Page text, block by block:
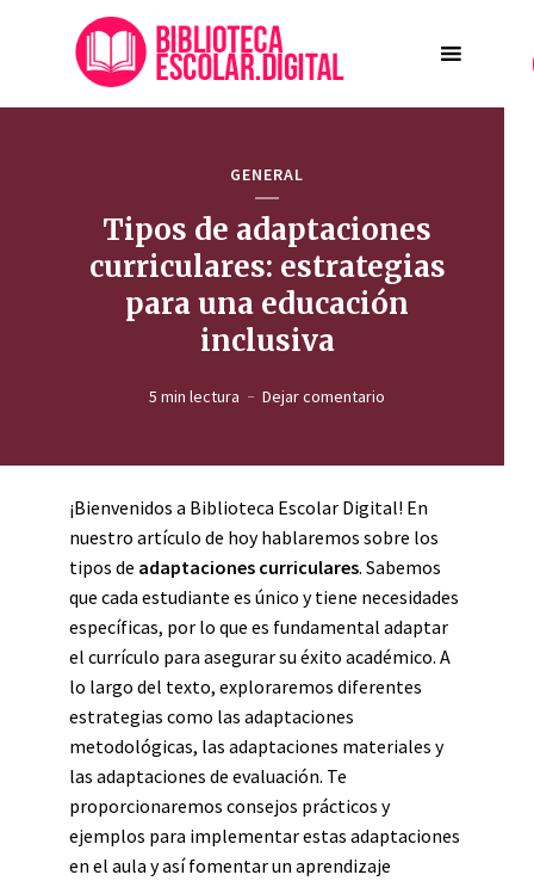
GENERAL
Tipos de adaptaciones
curriculares: estrategias
para una educación
inclusiva
5 min lectura Dejar comentario
¡Bienvenidos a Biblioteca Escolar Digital! En
nuestro artículo de hoy hablaremos sobre los
tipos de adaptaciones curriculares. Sabemos
que cada estudiante es único y tiene necesidades
específicas, por lo que es fundamental adaptar
el currículo para asegurar su éxito académico. A
lo largo del texto, exploraremos diferentes
estrategias como las adaptaciones
metodológicas, las adaptaciones materiales y
las adaptaciones de evaluación. Te
proporcionaremos consejos prácticos y
ejemplos para implementar estas adaptaciones
en el aula y así fomentar un aprendizaje